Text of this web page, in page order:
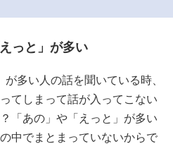
っと」が多い
多い人の話を聞いている時、
てしまって話が入ってこない
「あの」や「えっと」が多い
中でまとまっていないからで